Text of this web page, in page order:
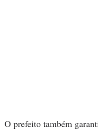
O prefeito também